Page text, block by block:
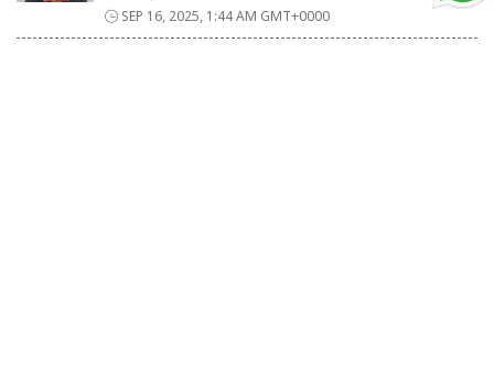
SEP 16, 2025, 1:44 AM GMT+0000